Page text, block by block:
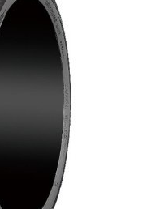
البحث
بالمقاس